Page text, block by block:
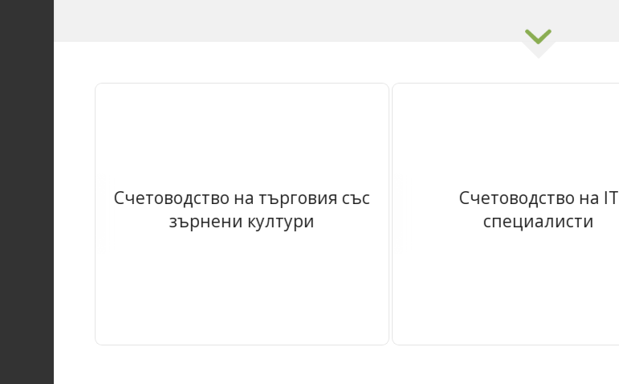
Счетоводство на търговия със
зърнени култури
Счетоводство на IT
специалисти